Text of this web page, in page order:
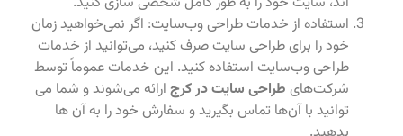
استفاده از خدمات طراحی وب‌سایت: اگر نمی‌خواهید زمان
خود را برای طراحی سایت صرف کنید، می‌توانید از خدمات
طراحی وب‌سایت استفاده کنید. این خدمات عموماً توسط
شرکت‌های طراحی سایت در کرج ارائه می‌شوند و شما می‌
توانید با آن‌ها تماس بگیرید و سفارش خود را به آن‌ ها